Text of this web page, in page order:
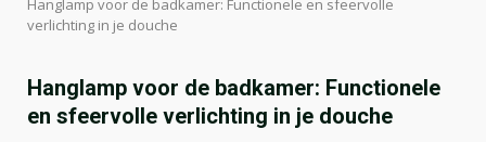
Hanglamp voor de badkamer: Functionele en sfeervolle
verlichting in je douche
Hanglamp voor de badkamer: Functionele
en sfeervolle verlichting in je douche